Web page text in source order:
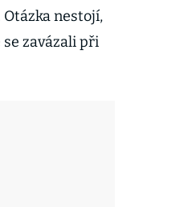
nestojí,
zavázali při